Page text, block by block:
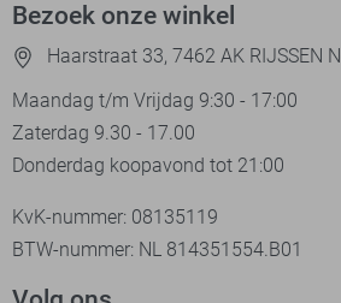
Bezoek onze winkel
Haarstraat 33, 7462 AK RIJSSEN
Maandag t/m Vrijdag 9:30 - 17:00
Zaterdag 9.30 - 17.00
Donderdag koopavond tot 21:00
KvK-nummer: 08135119
BTW-nummer: NL 814351554.B01